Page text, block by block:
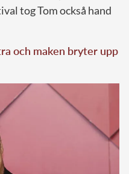
tog Tom också hand
och maken bryter upp